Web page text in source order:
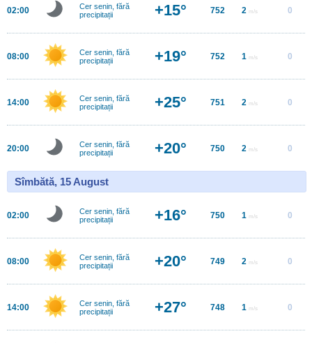
02:00
Cer senin, fără
precipitații
+15° 752 2 m/s 0
08:00
Cer senin, fără
precipitații
+19° 752 1 m/s 0
14:00
Cer senin, fără
precipitații
+25° 751 2 m/s 0
20:00
Cer senin, fără
precipitații
+20° 750 2 m/s 0
Sîmbătă, 15 August
02:00
Cer senin, fără
precipitații
+16° 750 1 m/s 0
08:00
Cer senin, fără
precipitații
+20° 749 2 m/s 0
14:00
Cer senin, fără
precipitații
+27° 748 1 m/s 0